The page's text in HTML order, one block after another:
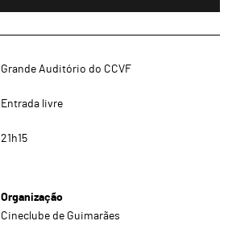
Grande Auditório do CCVF
Entrada livre
21h15
Organização
Cineclube de Guimarães